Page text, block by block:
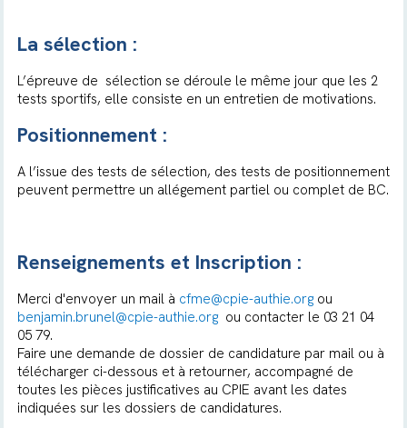
La sélection :
L’épreuve de sélection se déroule le même jour que les 2
tests sportifs, elle consiste en un entretien de motivations.
Positionnement :
A l’issue des tests de sélection, des tests de positionnement
peuvent permettre un allégement partiel ou complet de BC.
Renseignements et Inscription :
Merci d'envoyer un mail à cfme@cpie-authie.orgou
benjamin.brunel@cpie-authie.orgou contacter le 03 21 04
05 79.
Faire une demande de dossier de candidature par mail ou à
télécharger ci-dessous et à retourner, accompagné de
toutes les pièces justificatives au CPIE avant les dates
indiquées sur les dossiers de candidatures.